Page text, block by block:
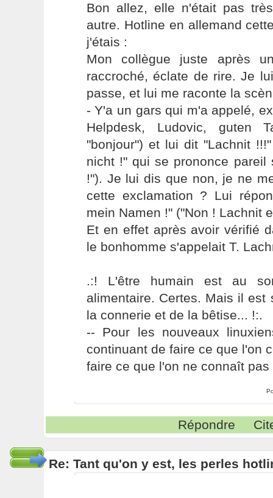
Bon allez, elle n'était pas
autre. Hotline en allemand
j'étais :
Mon collègue juste après
raccroché, éclate de rire. Je
passe, et lui me raconte la
- Y'a un gars qui m'a appelé,
Helpdesk, Ludovic, guten
"bonjour") et lui dit "Lachnit
nicht !" qui se prononce pareil
!"). Je lui dis que non, je ne
cette exclamation ? Lui
mein Namen !" ("Non ! Lachnit
Et en effet après avoir vérifié
le bonhomme s'appelait T.
.:! L'être humain est au
alimentaire. Certes. Mais il est
la connerie et de la bêtise... !:.
-- Pour les nouveaux
continuant de faire ce que l'on
faire ce que l'on ne connaît pas
Répondre
Re: Tant qu'on y est, les perles